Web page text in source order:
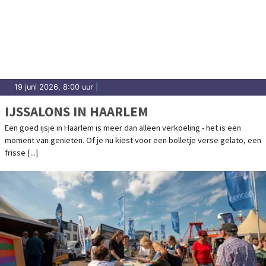
19 juni 2026, 8:00 uur
IJSSALONS IN HAARLEM
Een goed ijsje in Haarlem is meer dan alleen verkoeling - het is een
moment van genieten. Of je nu kiest voor een bolletje verse gelato, een
frisse [...]